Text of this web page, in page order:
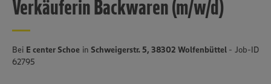
Verkäuferin Backwaren (m/w/d)
Bei E center Schoe in Schweigerstr. 5, 38302 Wolfenbüttel - Job-ID
62795